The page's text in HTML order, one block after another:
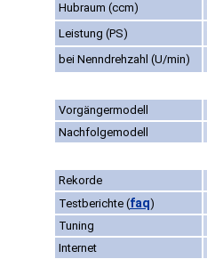
Hubraum (ccm)
Leistung (PS)
bei Nenndrehzahl (U/min)
Vorgängermodell
Nachfolgemodell
Rekorde
Testberichte (faq)
Tuning
Internet